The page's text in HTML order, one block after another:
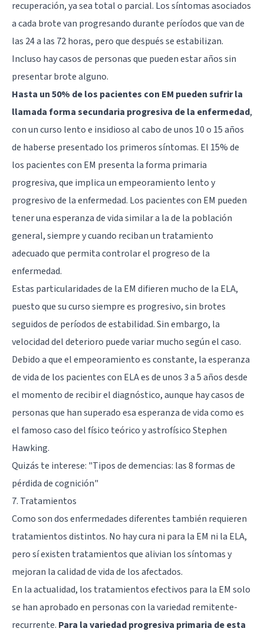
recuperación, ya sea total o parcial. Los síntomas asociados
a cada brote van progresando durante períodos que van de
las 24 a las 72 horas, pero que después se estabilizan.
Incluso hay casos de personas que pueden estar años sin
presentar brote alguno.
Hasta un 50% de los pacientes con EM pueden sufrir la
llamada forma secundaria progresiva de la enfermedad,
con un curso lento e insidioso al cabo de unos 10 o 15 años
de haberse presentado los primeros síntomas. El 15% de
los pacientes con EM presenta la forma primaria
progresiva, que implica un empeoramiento lento y
progresivo de la enfermedad. Los pacientes con EM pueden
tener una esperanza de vida similar a la de la población
general, siempre y cuando reciban un tratamiento
adecuado que permita controlar el progreso de la
enfermedad.
Estas particularidades de la EM difieren mucho de la ELA,
puesto que su curso siempre es progresivo, sin brotes
seguidos de períodos de estabilidad. Sin embargo, la
velocidad del deterioro puede variar mucho según el caso.
Debido a que el empeoramiento es constante, la esperanza
de vida de los pacientes con ELA es de unos 3 a 5 años desde
el momento de recibir el diagnóstico, aunque hay casos de
personas que han superado esa esperanza de vida como es
el famoso caso del físico teórico y astrofísicoStephen
Hawking.
Quizás te interese: "Tipos de demencias: las 8 formas de
pérdida de cognición"
7. Tratamientos
Como son dos enfermedades diferentes también requieren
tratamientos distintos. No hay cura ni para la EM ni la ELA,
pero sí existen tratamientos que alivian los síntomas y
mejoran la calidad de vida de los afectados.
En la actualidad, los tratamientos efectivos para la EM solo
se han aprobado en personas con la variedad remitente-
recurrente. Para la variedad progresiva primaria de esta